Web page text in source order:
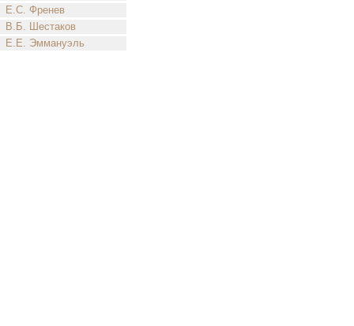
Е.С. Френев
В.Б. Шестаков
Е.Е. Эммануэль